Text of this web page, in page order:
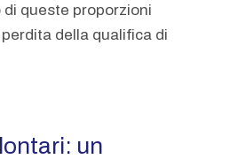
queste proporzioni
della qualifica di
un